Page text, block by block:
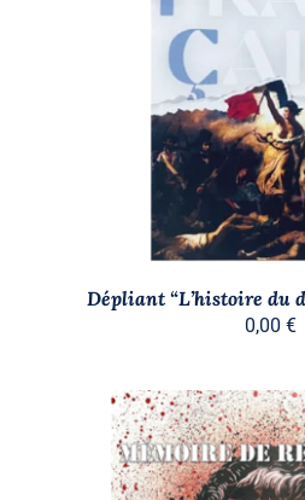
Dépliant “L’histoire du
0,00 €